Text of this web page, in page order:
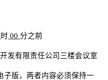
时 00 分之前
发有限责任公司三楼会议室
子版，两者内容必须保持一